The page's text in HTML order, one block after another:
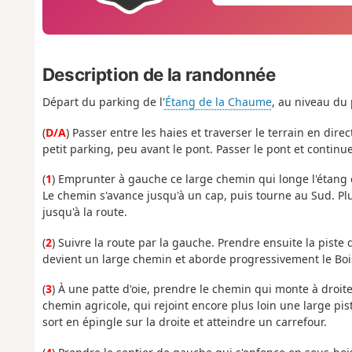
Description de la randonnée
Départ du parking de l'Étang de la Chaume, au niveau du
(D/A) Passer entre les haies et traverser le terrain en
petit parking, peu avant le pont. Passer le pont et
(1) Emprunter à gauche ce large chemin qui longe
Le chemin s'avance jusqu'à un cap, puis tourne au Sud.
jusqu'à la route.
(2) Suivre la route par la gauche. Prendre ensuite la
devient un large chemin et aborde progressivement le
(3) À une patte d'oie, prendre le chemin qui monte à
chemin agricole, qui rejoint encore plus loin une large
sort en épingle sur la droite et atteindre un carrefour.